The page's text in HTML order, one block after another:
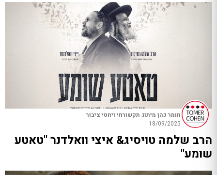
תומר כהן מיתוג תקשורתי ויחסי ציבור
18/09/2025
הרב שלמה טויסיג& איצי וואלדנר "טאטע
שומע"